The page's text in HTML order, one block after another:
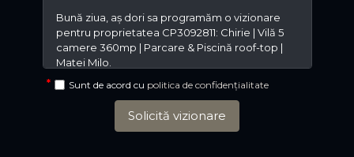
Sunt de acord cu politica de confidențialitate
Solicită vizionare